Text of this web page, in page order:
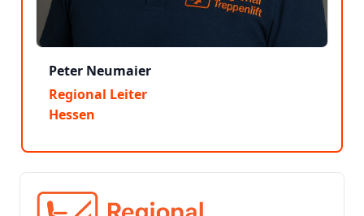
Peter Neumaier
Regional Leiter
Hessen